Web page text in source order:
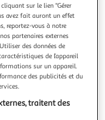
EDITION, Hojo
cas ce que croit le
l'humiliation que lui
mission,
Mais
ne semble pas très
ce produit ?
sur le lien "Gérer
avez fait auront un effet
reportez-vous à notre
partenaires externes
des données de
de l’appareil
sur un appareil.
des publicités et du
traitent des